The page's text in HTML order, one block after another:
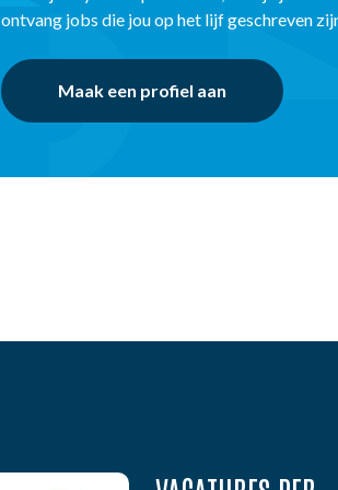
ontvang jobs die jou op het lijf geschreven
Maak een profiel aan